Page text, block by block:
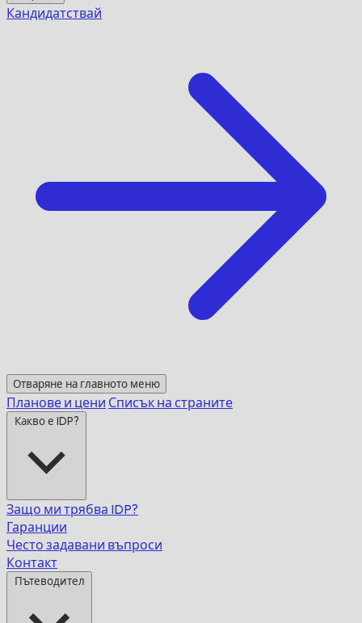
Кандидатствай
Отваряне на главното меню
Планове и цени Списък на страните
Какво е IDP?
Защо ми трябва IDP?
Гаранции
Често задавани въпроси
Контакт
Пътеводител